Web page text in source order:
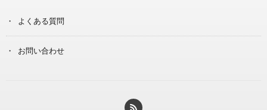
よくある質問
お問い合わせ